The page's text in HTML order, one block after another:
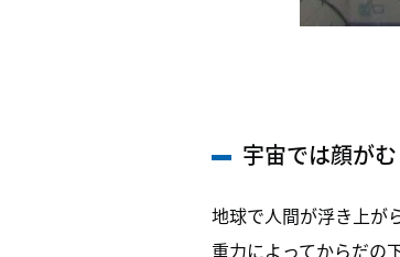
宇宙では顔が
地球で人間が浮き上が
重力によってからだの